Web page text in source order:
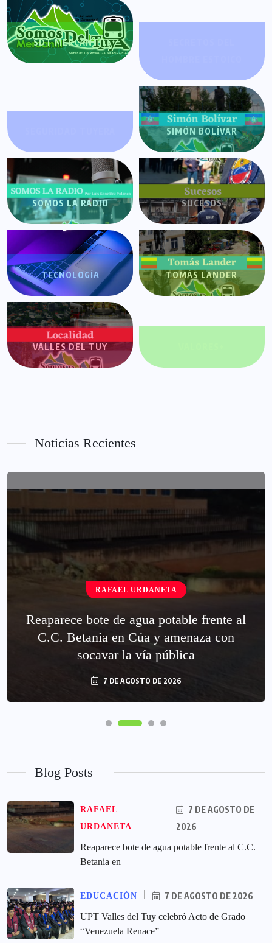
SDT MERCANTIL
SIMÓN BOLÍVAR
SOMOS LA RADIO SUCESOS
TECNOLOGÍA TOMÁS LANDER
VALLES DEL TUY
Noticias Recientes
RAFAEL URDANETA
Reaparece bote de agua potable frente al
C.C. Betania en Cúa y amenaza con
socavar la vía pública
7 DE AGOSTO DE 2026
Blog Posts
RAFAEL
URDANETA
7 DE AGOSTO DE
2026
Reaparece bote de agua potable frente al C.C.
Betania en
EDUCACIÓN
7 DE AGOSTO DE 2026
UPT Valles del Tuy celebró Acto de Grado
“Venezuela Renace”